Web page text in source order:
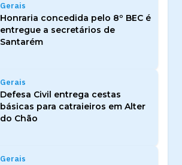
Gerais
Honraria concedida pelo 8º BEC é
entregue a secretários de
Santarém
Gerais
Defesa Civil entrega cestas
básicas para catraieiros em Alter
do Chão
Gerais